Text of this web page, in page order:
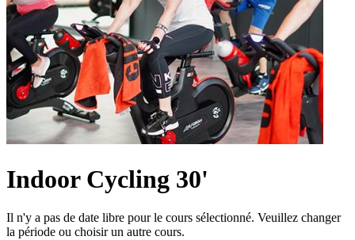
Indoor Cycling 30'
Il n'y a pas de date libre pour le cours sélectionné. Veuillez changer
la période ou choisir un autre cours.